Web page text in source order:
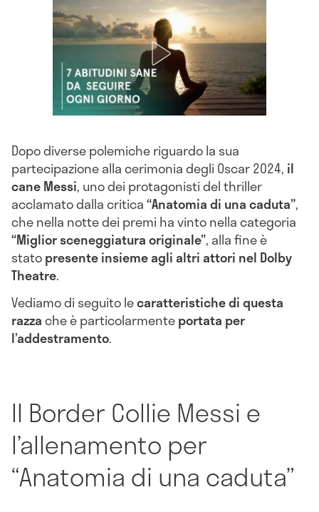
Dopo diverse polemiche riguardo la sua
partecipazione alla cerimonia degli Oscar 2024, il
cane Messi, uno dei protagonisti del thriller
acclamato dalla critica“Anatomia di una caduta”,
che nella notte dei premi ha vinto nella categoria
“Miglior sceneggiatura originale”, alla fine è
statopresente insieme agli altri attori nel Dolby
Theatre.
Vediamo di seguito lecaratteristiche di questa
razzache è particolarmenteportata per
l’addestramento.
Il Border Collie Messi e
l’allenamento per
“Anatomia di una caduta”